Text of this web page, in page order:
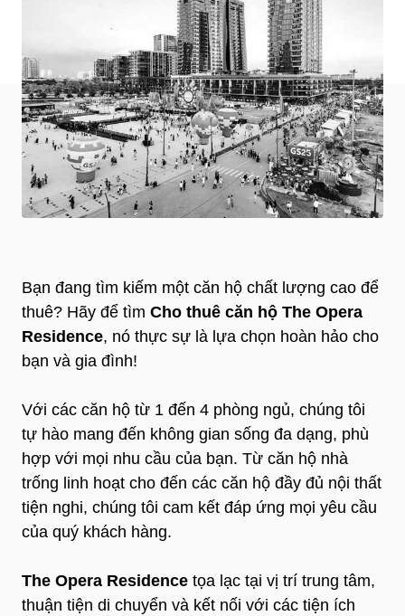
Bạn đang tìm kiếm một căn hộ chất lượng cao để
thuê? Hãy để tìm Cho thuê căn hộ The Opera
Residence, nó thực sự là lựa chọn hoàn hảo cho
bạn và gia đình!
Với các căn hộ từ 1 đến 4 phòng ngủ, chúng tôi
tự hào mang đến không gian sống đa dạng, phù
hợp với mọi nhu cầu của bạn. Từ căn hộ nhà
trống linh hoạt cho đến các căn hộ đầy đủ nội thất
tiện nghi, chúng tôi cam kết đáp ứng mọi yêu cầu
của quý khách hàng.
The Opera Residence tọa lạc tại vị trí trung tâm,
thuận tiện di chuyển và kết nối với các tiện ích